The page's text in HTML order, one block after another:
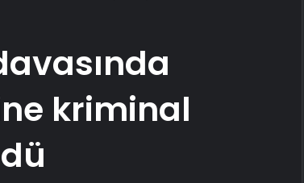
kriminal